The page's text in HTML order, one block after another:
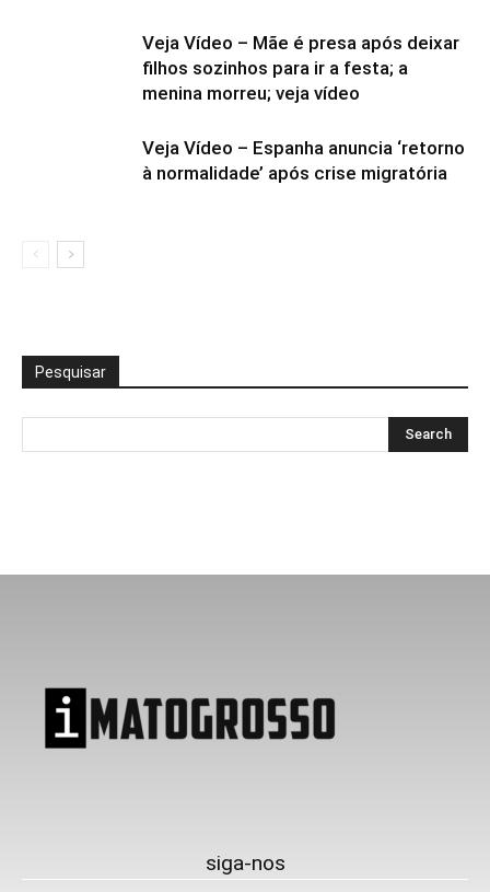
Veja Vídeo – Mãe é presa após deixar
filhos sozinhos para ir a festa; a
menina morreu; veja vídeo
Veja Vídeo – Espanha anuncia ‘retorno
à normalidade’ após crise migratória
Pesquisar
siga-nos